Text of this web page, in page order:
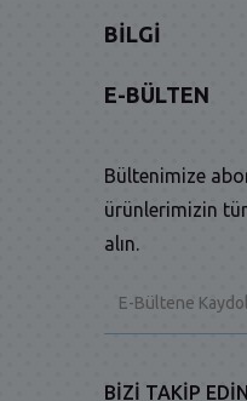
BILGI
E-BÜLTEN
Bültenimize
ürünlerimizin
alın.
BIZI TAKIP EDIN